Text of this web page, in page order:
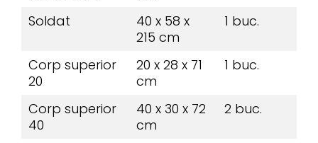
Soldat
40 x 58 x
215 cm
1 buc.
Corp superior
20
20 x 28 x 71
cm
1 buc.
Corp superior
40
40 x 30 x 72
cm
2 buc.